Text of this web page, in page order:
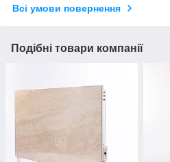
Всі умови повернення
Подібні товари компанії